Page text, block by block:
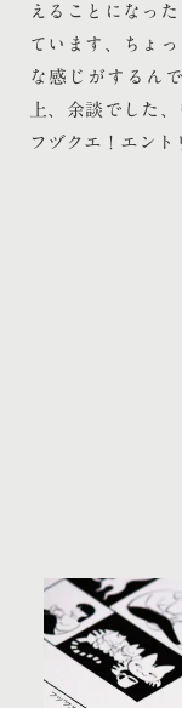
えることになっ
ています、ちょ
な感じがするん
上、余談でした
フヅクエ！エント